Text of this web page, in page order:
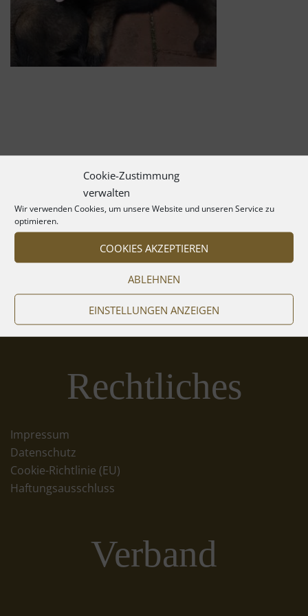
Cookie-Zustimmung
verwalten
Wir verwenden Cookies, um unsere Website und unseren Service zu
optimieren.
COOKIES AKZEPTIEREN
ABLEHNEN
EINSTELLUNGEN ANZEIGEN
Rechtliches
Impressum
Datenschutz
Cookie-Richtlinie (EU)
Haftungsausschluss
Verband